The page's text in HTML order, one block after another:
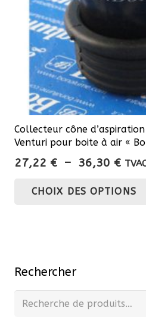
Collecteur cône
Venturi pour boite à air «
27,22 € – 36,30 €
prix :
CHOIX DES OPTIONS
Rechercher
Recherche